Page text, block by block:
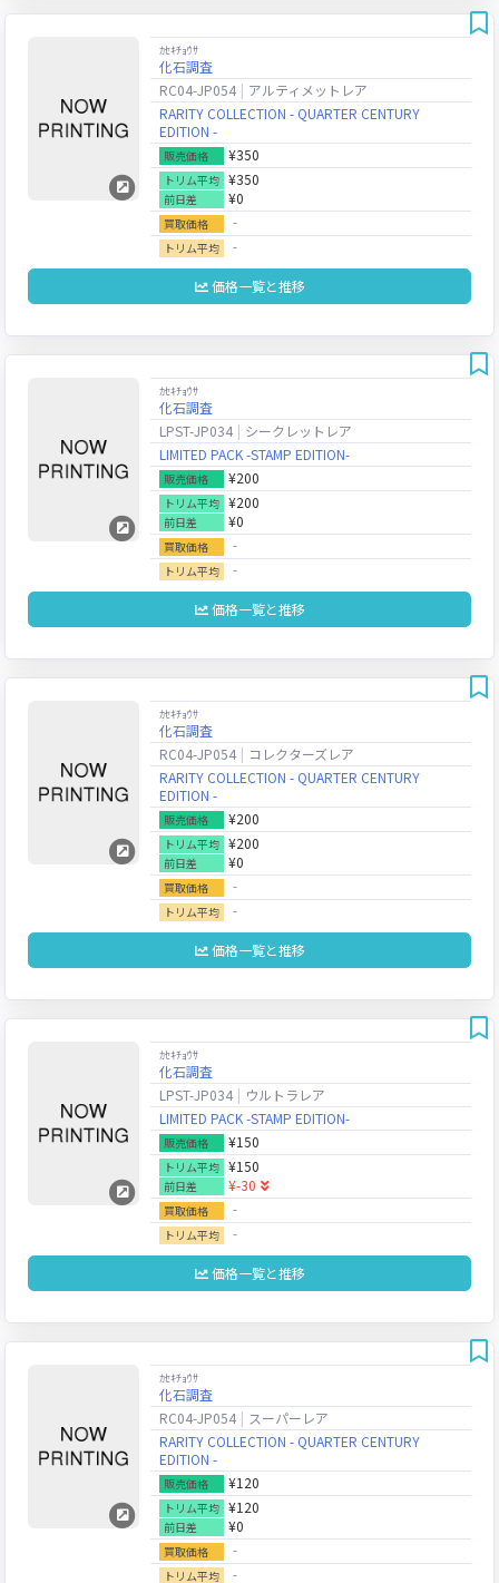
ｶｾｷﾁｮｳｻ
化石調査
RC04-JP054
アルティメットレア
RARITY COLLECTION - QUARTER CENTURY
EDITION -
販売価格 ¥350
トリム平均 ¥350
前日差 ¥0
買取価格 ‐
トリム平均 ‐
価格一覧と推移
ｶｾｷﾁｮｳｻ
化石調査
LPST-JP034
シークレットレア
LIMITED PACK -STAMP EDITION-
販売価格 ¥200
トリム平均 ¥200
前日差 ¥0
買取価格 ‐
トリム平均 ‐
価格一覧と推移
ｶｾｷﾁｮｳｻ
化石調査
RC04-JP054
コレクターズレア
RARITY COLLECTION - QUARTER CENTURY
EDITION -
販売価格 ¥200
トリム平均 ¥200
前日差 ¥0
買取価格 ‐
トリム平均 ‐
価格一覧と推移
ｶｾｷﾁｮｳｻ
化石調査
LPST-JP034
ウルトラレア
LIMITED PACK -STAMP EDITION-
販売価格 ¥150
トリム平均 ¥150
前日差 ¥-30
買取価格 ‐
トリム平均 ‐
価格一覧と推移
ｶｾｷﾁｮｳｻ
化石調査
RC04-JP054
スーパーレア
RARITY COLLECTION - QUARTER CENTURY
EDITION -
販売価格 ¥120
トリム平均 ¥120
前日差 ¥0
買取価格 ‐
トリム平均 ‐